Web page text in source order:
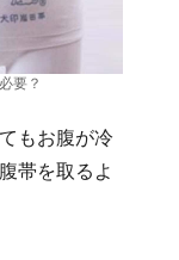
要？
もお腹が冷
帯を取るよ